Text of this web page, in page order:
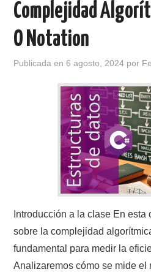
Complejidad
O Notation
Publicada en6 agosto, 2024 por
Introducción a la clase En
sobre la complejidad
fundamental para medir la
Analizaremos cómo se mide el